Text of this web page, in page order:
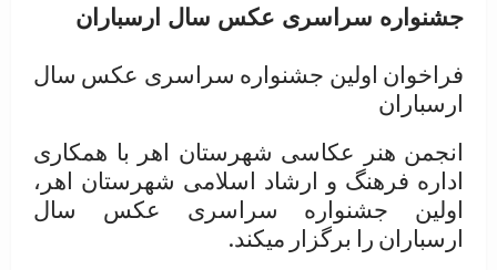
جشنواره سراسری عکس سال ارسباران
فراخوان اولین جشنواره سراسری عکس سال
ارسباران
انجمن هنر عکاسی شهرستان اهر با همکاری
اداره فرهنگ و ارشاد اسلامی شهرستان اهر،
اولین جشنواره سراسری عکس سال
ارسباران را برگزار میکند.